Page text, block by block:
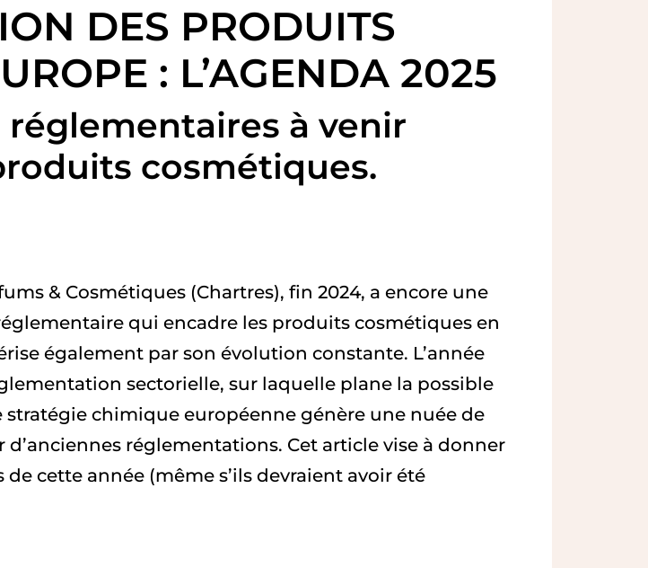
DES PRODUITS
: L’AGENDA 2025
à venir
cosmétiques.
& Cosmétiques (Chartres), fin 2024, a encore une
qui encadre les produits cosmétiques en
également par son évolution constante. L’année
sectorielle, sur laquelle plane la possible
chimique européenne génère une nuée de
réglementations. Cet article vise à donner
cette année (même s’ils devraient avoir été